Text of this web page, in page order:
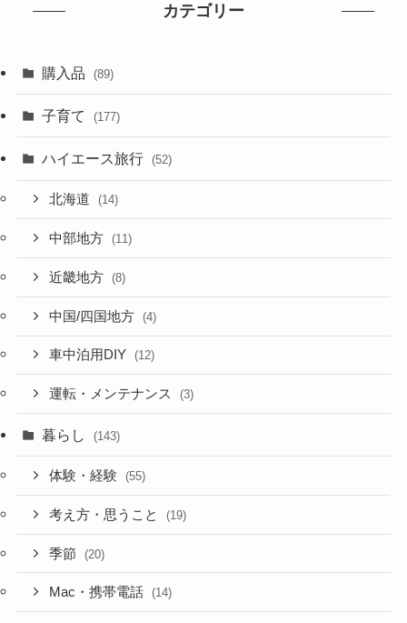
カテゴリー
購入品 (89)
子育て (177)
ハイエース旅行 (52)
北海道 (14)
中部地方 (11)
近畿地方 (8)
中国/四国地方 (4)
車中泊用DIY (12)
運転・メンテナンス (3)
暮らし (143)
体験・経験 (55)
考え方・思うこと (19)
季節 (20)
Mac・携帯電話 (14)